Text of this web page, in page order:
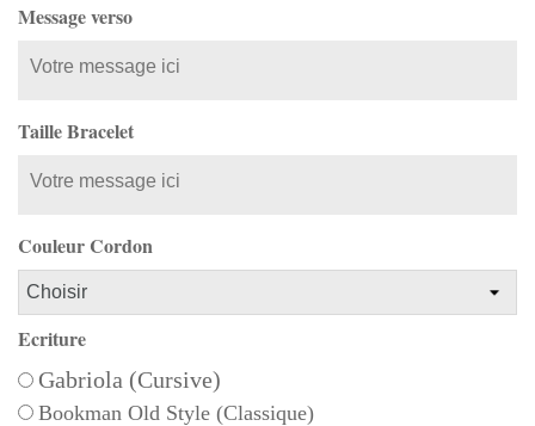
Message verso
Taille Bracelet
Couleur Cordon
Ecriture
Gabriola (Cursive)
Bookman Old Style (Classique)